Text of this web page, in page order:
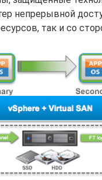
непрерывной
так и со